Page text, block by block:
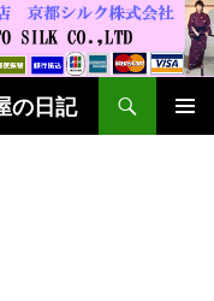
の日記